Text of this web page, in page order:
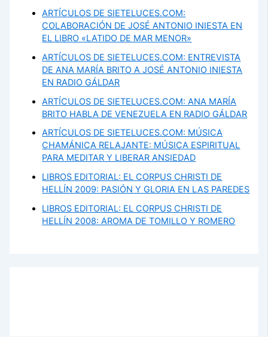
ARTÍCULOS DE SIETELUCES.COM:
COLABORACIÓN DE JOSÉ ANTONIO INIESTA EN
EL LIBRO «LATIDO DE MAR MENOR»
ARTÍCULOS DE SIETELUCES.COM: ENTREVISTA
DE ANA MARÍA BRITO A JOSÉ ANTONIO INIESTA
EN RADIO GÁLDAR
ARTÍCULOS DE SIETELUCES.COM: ANA MARÍA
BRITO HABLA DE VENEZUELA EN RADIO GÁLDAR
ARTÍCULOS DE SIETELUCES.COM: MÚSICA
CHAMÁNICA RELAJANTE: MÚSICA ESPIRITUAL
PARA MEDITAR Y LIBERAR ANSIEDAD
LIBROS EDITORIAL: EL CORPUS CHRISTI DE
HELLÍN 2009: PASIÓN Y GLORIA EN LAS PAREDES
LIBROS EDITORIAL: EL CORPUS CHRISTI DE
HELLÍN 2008: AROMA DE TOMILLO Y ROMERO